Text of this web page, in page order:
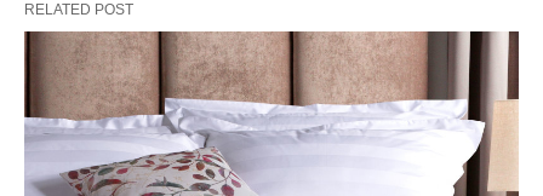
RELATED POST